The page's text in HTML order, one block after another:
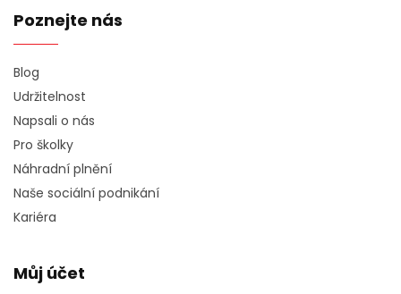
Poznejte nás
Blog
Udržitelnost
Napsali o nás
Pro školky
Náhradní plnění
Naše sociální podnikání
Kariéra
Můj účet